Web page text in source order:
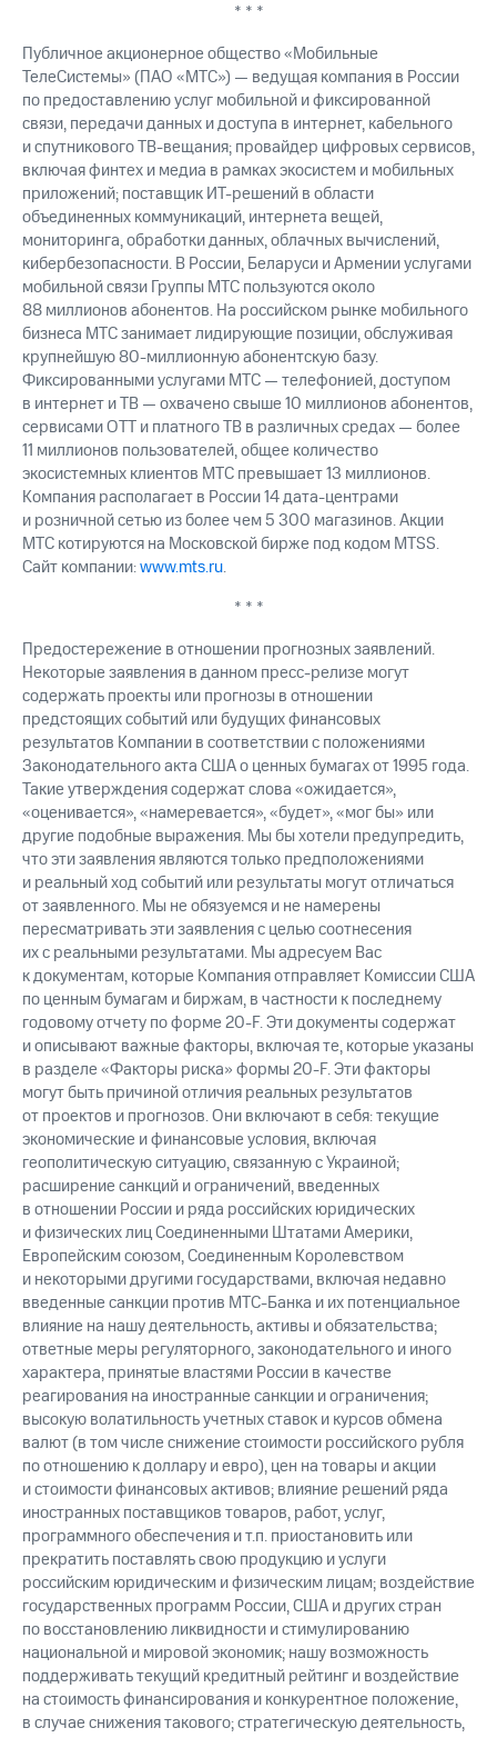
* * *
Публичное акционерное общество «Мобильные
ТелеСистемы» (ПАО «МТС») — ведущая компания в России
по предоставлению услуг мобильной и фиксированной
связи, передачи данных и доступа в интернет, кабельного
и спутникового ТВ-вещания; провайдер цифровых сервисов,
включая финтех и медиа в рамках экосистем и мобильных
приложений; поставщик ИТ-решений в области
объединенных коммуникаций, интернета вещей,
мониторинга, обработки данных, облачных вычислений,
кибербезопасности. В России, Беларуси и Армении услугами
мобильной связи Группы МТС пользуются около
88 миллионов абонентов. На российском рынке мобильного
бизнеса МТС занимает лидирующие позиции, обслуживая
крупнейшую 80-миллионную абонентскую базу.
Фиксированными услугами МТС — телефонией, доступом
в интернет и ТВ — охвачено свыше 10 миллионов абонентов,
сервисами OTT и платного ТВ в различных средах — более
11 миллионов пользователей, общее количество
экосистемных клиентов МТС превышает 13 миллионов.
Компания располагает в России 14 дата-центрами
и розничной сетью из более чем 5 300 магазинов. Акции
МТС котируются на Московской бирже под кодом MTSS.
Сайт компании:www.mts.ru.
* * *
Предостережение в отношении прогнозных заявлений.
Некоторые заявления в данном пресс-релизе могут
содержать проекты или прогнозы в отношении
предстоящих событий или будущих финансовых
результатов Компании в соответствии с положениями
Законодательного акта США о ценных бумагах от 1995 года.
Такие утверждения содержат слова «ожидается»,
«оценивается», «намеревается», «будет», «мог бы» или
другие подобные выражения. Мы бы хотели предупредить,
что эти заявления являются только предположениями
и реальный ход событий или результаты могут отличаться
от заявленного. Мы не обязуемся и не намерены
пересматривать эти заявления с целью соотнесения
их с реальными результатами. Мы адресуем Вас
к документам, которые Компания отправляет Комиссии США
по ценным бумагам и биржам, в частности к последнему
годовому отчету по форме 20-F. Эти документы содержат
и описывают важные факторы, включая те, которые указаны
в разделе «Факторы риска» формы 20-F. Эти факторы
могут быть причиной отличия реальных результатов
от проектов и прогнозов. Они включают в себя: текущие
экономические и финансовые условия, включая
геополитическую ситуацию, связанную с Украиной;
расширение санкций и ограничений, введенных
в отношении России и ряда российских юридических
и физических лиц Соединенными Штатами Америки,
Европейским союзом, Соединенным Королевством
и некоторыми другими государствами, включая недавно
введенные санкции против МТС-Банка и их потенциальное
влияние на нашу деятельность, активы и обязательства;
ответные меры регуляторного, законодательного и иного
характера, принятые властями России в качестве
реагирования на иностранные санкции и ограничения;
высокую волатильность учетных ставок и курсов обмена
валют (в том числе снижение стоимости российского рубля
по отношению к доллару и евро), цен на товары и акции
и стоимости финансовых активов; влияние решений ряда
иностранных поставщиков товаров, работ, услуг,
программного обеспечения и т.п. приостановить или
прекратить поставлять свою продукцию и услуги
российским юридическим и физическим лицам; воздействие
государственных программ России, США и других стран
по восстановлению ликвидности и стимулированию
национальной и мировой экономик; нашу возможность
поддерживать текущий кредитный рейтинг и воздействие
на стоимость финансирования и конкурентное положение,
в случае снижения такового; стратегическую деятельность,